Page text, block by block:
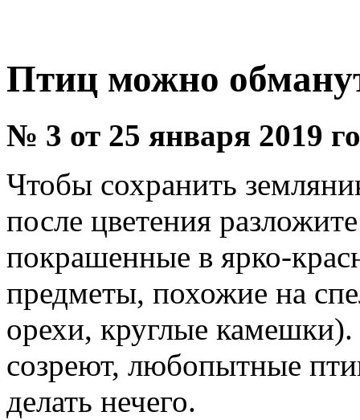
Птиц можно
№ 3 от 25 января 2019
Чтобы сохранить
после цветения
покрашенные в ярко-
предметы, похожие на
орехи, круглые
созреют, любопытные
делать нечего.